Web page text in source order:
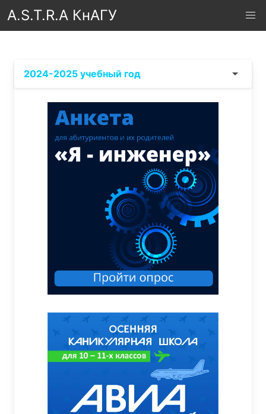
A.S.T.R.A КнАГУ
2024-2025 учебный год